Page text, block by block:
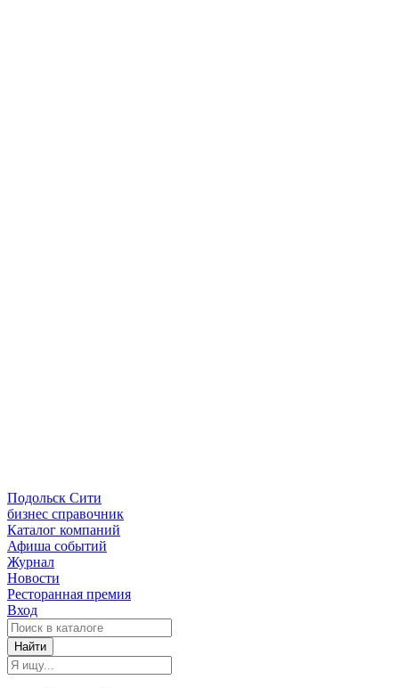
Подольск Сити
бизнес справочник
Каталог компаний
Афиша событий
Журнал
Новости
Ресторанная премия
Вход
Найти